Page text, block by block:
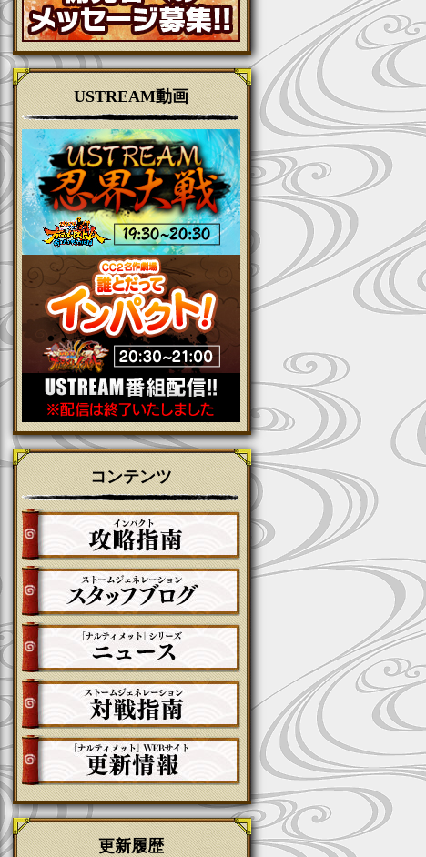
USTREAM動画
コンテンツ
更新履歴